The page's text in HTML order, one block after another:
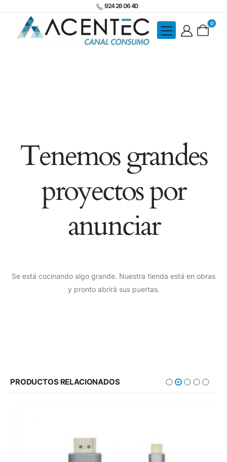
924 26 06 40
0
Tenemos grandes
proyectos por
anunciar
Se está cocinando algo grande. Nuestra tienda está en obras
y pronto abrirá sus puertas.
PRODUCTOS RELACIONADOS